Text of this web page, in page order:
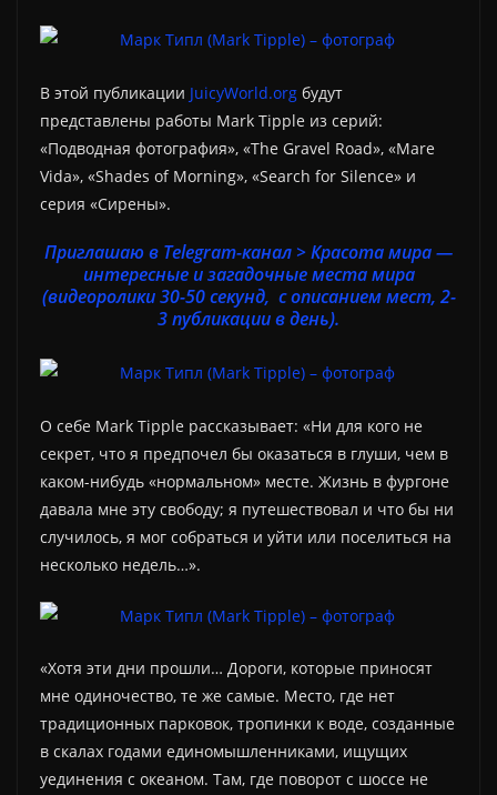
В этой публикации JuicyWorld.org будут
представлены работы Mark Tipple из серий:
«Подводная фотография», «The Gravel Road», «Mare
Vida», «Shades of Morning», «Search for Silence» и
серия «Сирены».
Приглашаю в Telegram-канал > Красота мира —
интересные и загадочные места мира
(видеоролики 30-50 секунд, с описанием мест, 2-
3 публикации в день).
О себе Mark Tipple рассказывает: «Ни для кого не
секрет, что я предпочел бы оказаться в глуши, чем в
каком-нибудь «нормальном» месте. Жизнь в фургоне
давала мне эту свободу; я путешествовал и что бы ни
случилось, я мог собраться и уйти или поселиться на
несколько недель…».
«Хотя эти дни прошли… Дороги, которые приносят
мне одиночество, те же самые. Место, где нет
традиционных парковок, тропинки к воде, созданные
в скалах годами единомышленниками, ищущих
уединения с океаном. Там, где поворот с шоссе не